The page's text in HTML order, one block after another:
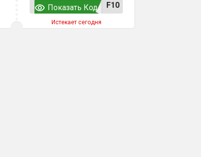
F10
Показать Код
Истекает сегодня